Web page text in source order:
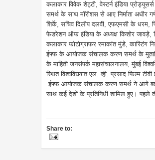
कलाकार विवेक शेट्टी, वेस्टर्न इंडिया
समर्थ के साथ मॉरीशस से आए निर्माता अधीर
शिर्के, सचिव दिलीप दलवी, एफएमसी के धरम,
फेडरेशन ऑफ इंडिया के अध्यक्ष किशोर जावड़े,
कलाकार फोटोग्राफर रमाकांत मुंडे, कास्टिंग
ईफ्फ के आयोजक संचालक करण समर्थ के
के माहिती जनसंपर्क महासंचालनालय, मुंबई
स्थित विश्वविख्यात एल. व्ही. प्रसाद फिल्म
ईफ्फ आयोजक संचालक करण समर्थ ने आगे
साथ कई देशों के प्रतिनिधी शामिल हुए। पहले
Share to: